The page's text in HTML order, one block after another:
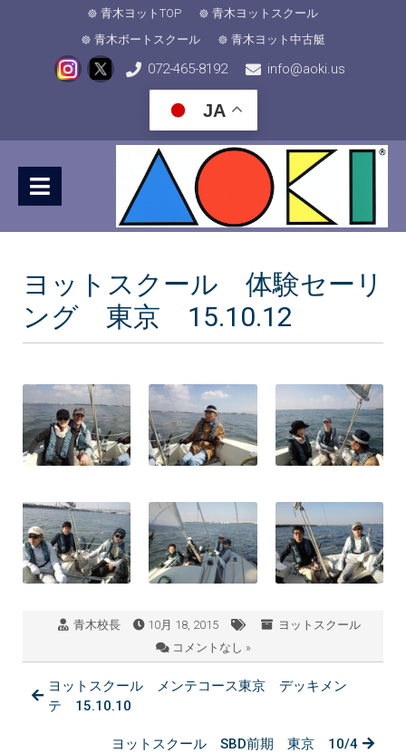
青木ヨットTOP
青木ヨットスクール
青木ボートスクール
青木ヨット中古艇
072-465-8192 info@aoki.us
JA
ヨットスクール 体験セーリ
ング 東京 15.10.12
青木校長 10月 18, 2015
ヨットスクール
コメントなし »
ヨットスクール メンテコース東京 デッキメン
テ 15.10.10
ヨットスクール SBD前期 東京 10/4